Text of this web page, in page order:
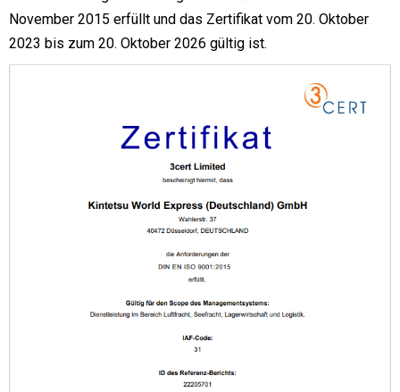
November 2015 erfüllt und das Zertifikat vom 20. Oktober
2023 bis zum 20. Oktober 2026 gültig ist.